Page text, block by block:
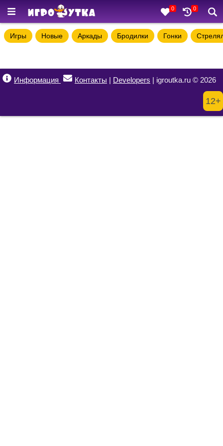
0 0
Игры Новые Аркады Бродилки Гонки
Информация Контакты | Developers | igroutka.ru © 2026
12+